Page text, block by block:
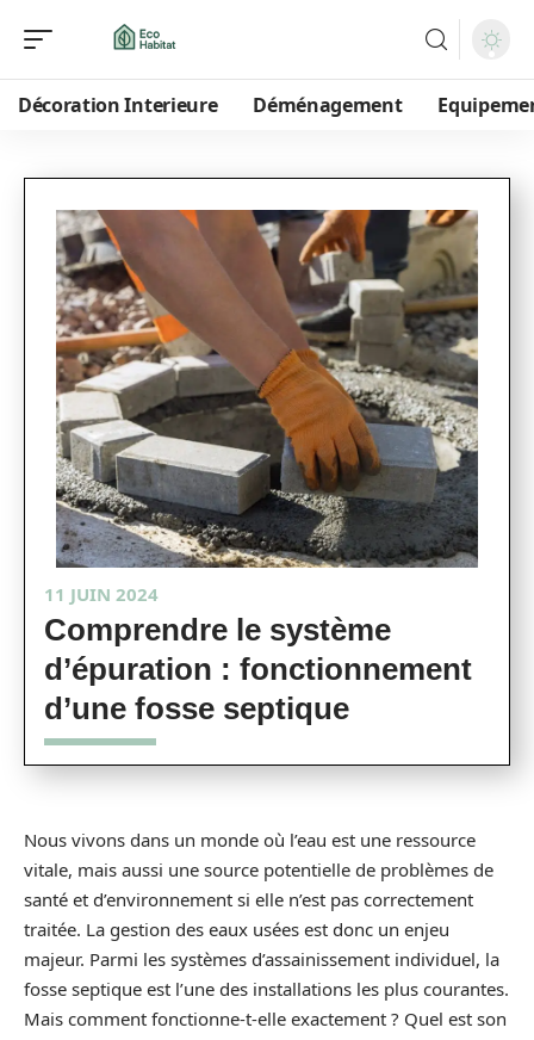
Décoration Interieure Déménagement
11 JUIN 2024
Comprendre le système
d’épuration : fonctionnement
d’une fosse septique
Nous vivons dans un monde où l’eau est une ressource
vitale, mais aussi une source potentielle de problèmes de
santé et d’environnement si elle n’est pas correctement
traitée. La gestion des eaux usées est donc un enjeu
majeur. Parmi les systèmes d’assainissement individuel, la
fosse septique est l’une des installations les plus courantes.
Mais comment fonctionne-t-elle exactement ? Quel est son